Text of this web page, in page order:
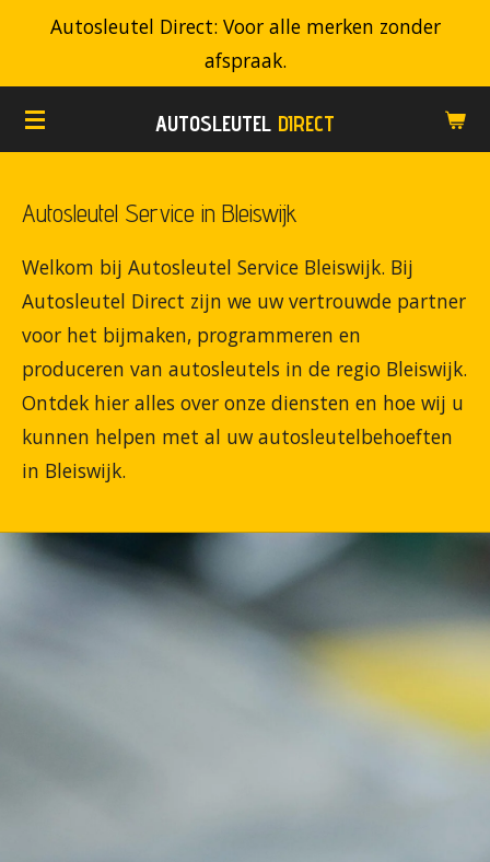
de
AUTOSLEUTEL DIRECT
Autosleutel Direct: Voor alle merken zonder
afspraak.
Autosleutel Service in Bleiswijk
Welkom bij Autosleutel Service Bleiswijk. Bij
Autosleutel Direct zijn we uw vertrouwde partner
voor het bijmaken, programmeren en
produceren van autosleutels in de regio Bleiswijk.
Ontdek hier alles over onze diensten en hoe wij u
kunnen helpen met al uw autosleutelbehoeften
in Bleiswijk.